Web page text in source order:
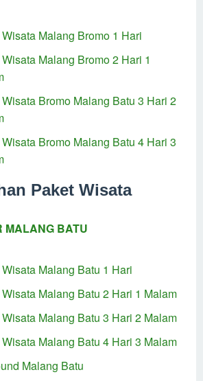
Malang Bromo 1 Hari
Malang Bromo 2 Hari 1
Bromo Malang Batu 3 Hari 2
Bromo Malang Batu 4 Hari 3
Paket Wisata
MALANG BATU
Malang Batu 1 Hari
Malang Batu 2 Hari 1 Malam
Malang Batu 3 Hari 2 Malam
Malang Batu 4 Hari 3 Malam
Malang Batu